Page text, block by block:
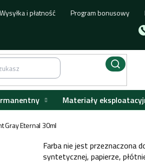
Wysyłka i płatność Program bonusowy
Materiały
Gray Eternal 30ml
Farba nie jest przeznaczona
syntetycznej, papierze,